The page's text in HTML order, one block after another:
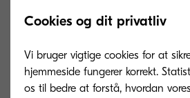
Multifunktionel farve til A4-format
Cookies og dit privatliv
Vi bruger vigtige cookies for at
hjemmeside fungerer korrekt.
os til bedre at forstå, hvordan